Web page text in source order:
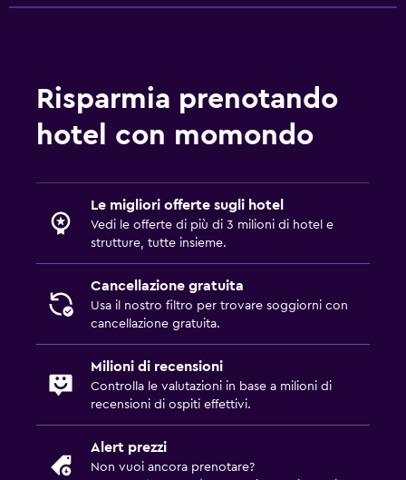
Risparmia prenotando
hotel con momondo
Le migliori offerte sugli hotel
Vedi le offerte di più di 3 milioni di hotel e
strutture, tutte insieme.
Cancellazione gratuita
Usa il nostro filtro per trovare soggiorni con
cancellazione gratuita.
Milioni di recensioni
Controlla le valutazioni in base a milioni di
recensioni di ospiti effettivi.
Alert prezzi
Non vuoi ancora prenotare?